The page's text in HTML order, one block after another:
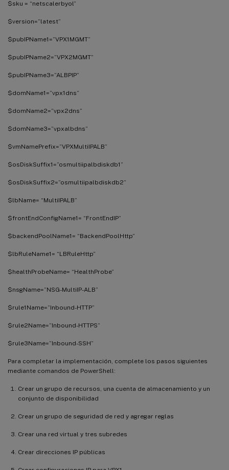
$sku = “netscalerbyol”
$version=”latest”
$pubIPName1=”VPX1MGMT”
$pubIPName2=”VPX2MGMT”
$pubIPName3=”ALBPIP”
$domName1=”vpx1dns”
$domName2=”vpx2dns”
$domName3=”vpxalbdns”
$vmNamePrefix=”VPXMultiIPALB”
$osDiskSuffix1=”osmultiipalbdiskdb1”
$osDiskSuffix2=”osmultiipalbdiskdb2”
$lbName= “MultiIPALB”
$frontEndConfigName1= “FrontEndIP”
$backendPoolName1= “BackendPoolHttp”
$lbRuleName1= “LBRuleHttp”
$healthProbeName= “HealthProbe”
$nsgName=”NSG-MultiIP-ALB”
$rule1Name=”Inbound-HTTP”
$rule2Name=”Inbound-HTTPS”
$rule3Name=”Inbound-SSH”
Para completar la implementación, complete los pasos siguientes
mediante comandos de PowerShell:
Crear un grupo de recursos, una cuenta de almacenamiento y un
conjunto de disponibilidad
Crear un grupo de seguridad de red y agregar reglas
Crear una red virtual y tres subredes
Crear direcciones IP públicas